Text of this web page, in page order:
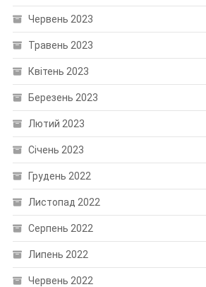
Червень 2023
Травень 2023
Квітень 2023
Березень 2023
Лютий 2023
Січень 2023
Грудень 2022
Листопад 2022
Серпень 2022
Липень 2022
Червень 2022